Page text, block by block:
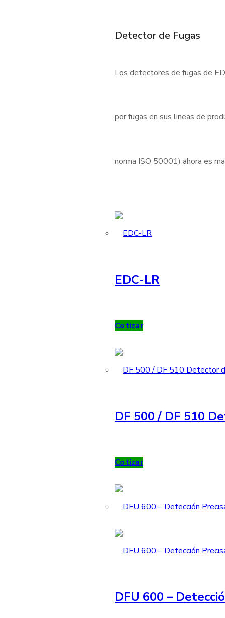
Detector de Fugas
Los detectores de fugas de
por fugas en sus lineas de
norma ISO 50001) ahora es
EDC-LR
Cotizar
DF 500 / DF 510
Cotizar
DFU 600 –